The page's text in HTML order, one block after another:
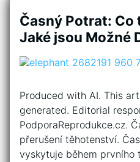
Časný Potrat: Co
Jaké jsou Možné
Produced with AI. This
generated. Editorial
PodporaReprodukce.cz.
přerušení těhotenství.
vyskytuje během prvního